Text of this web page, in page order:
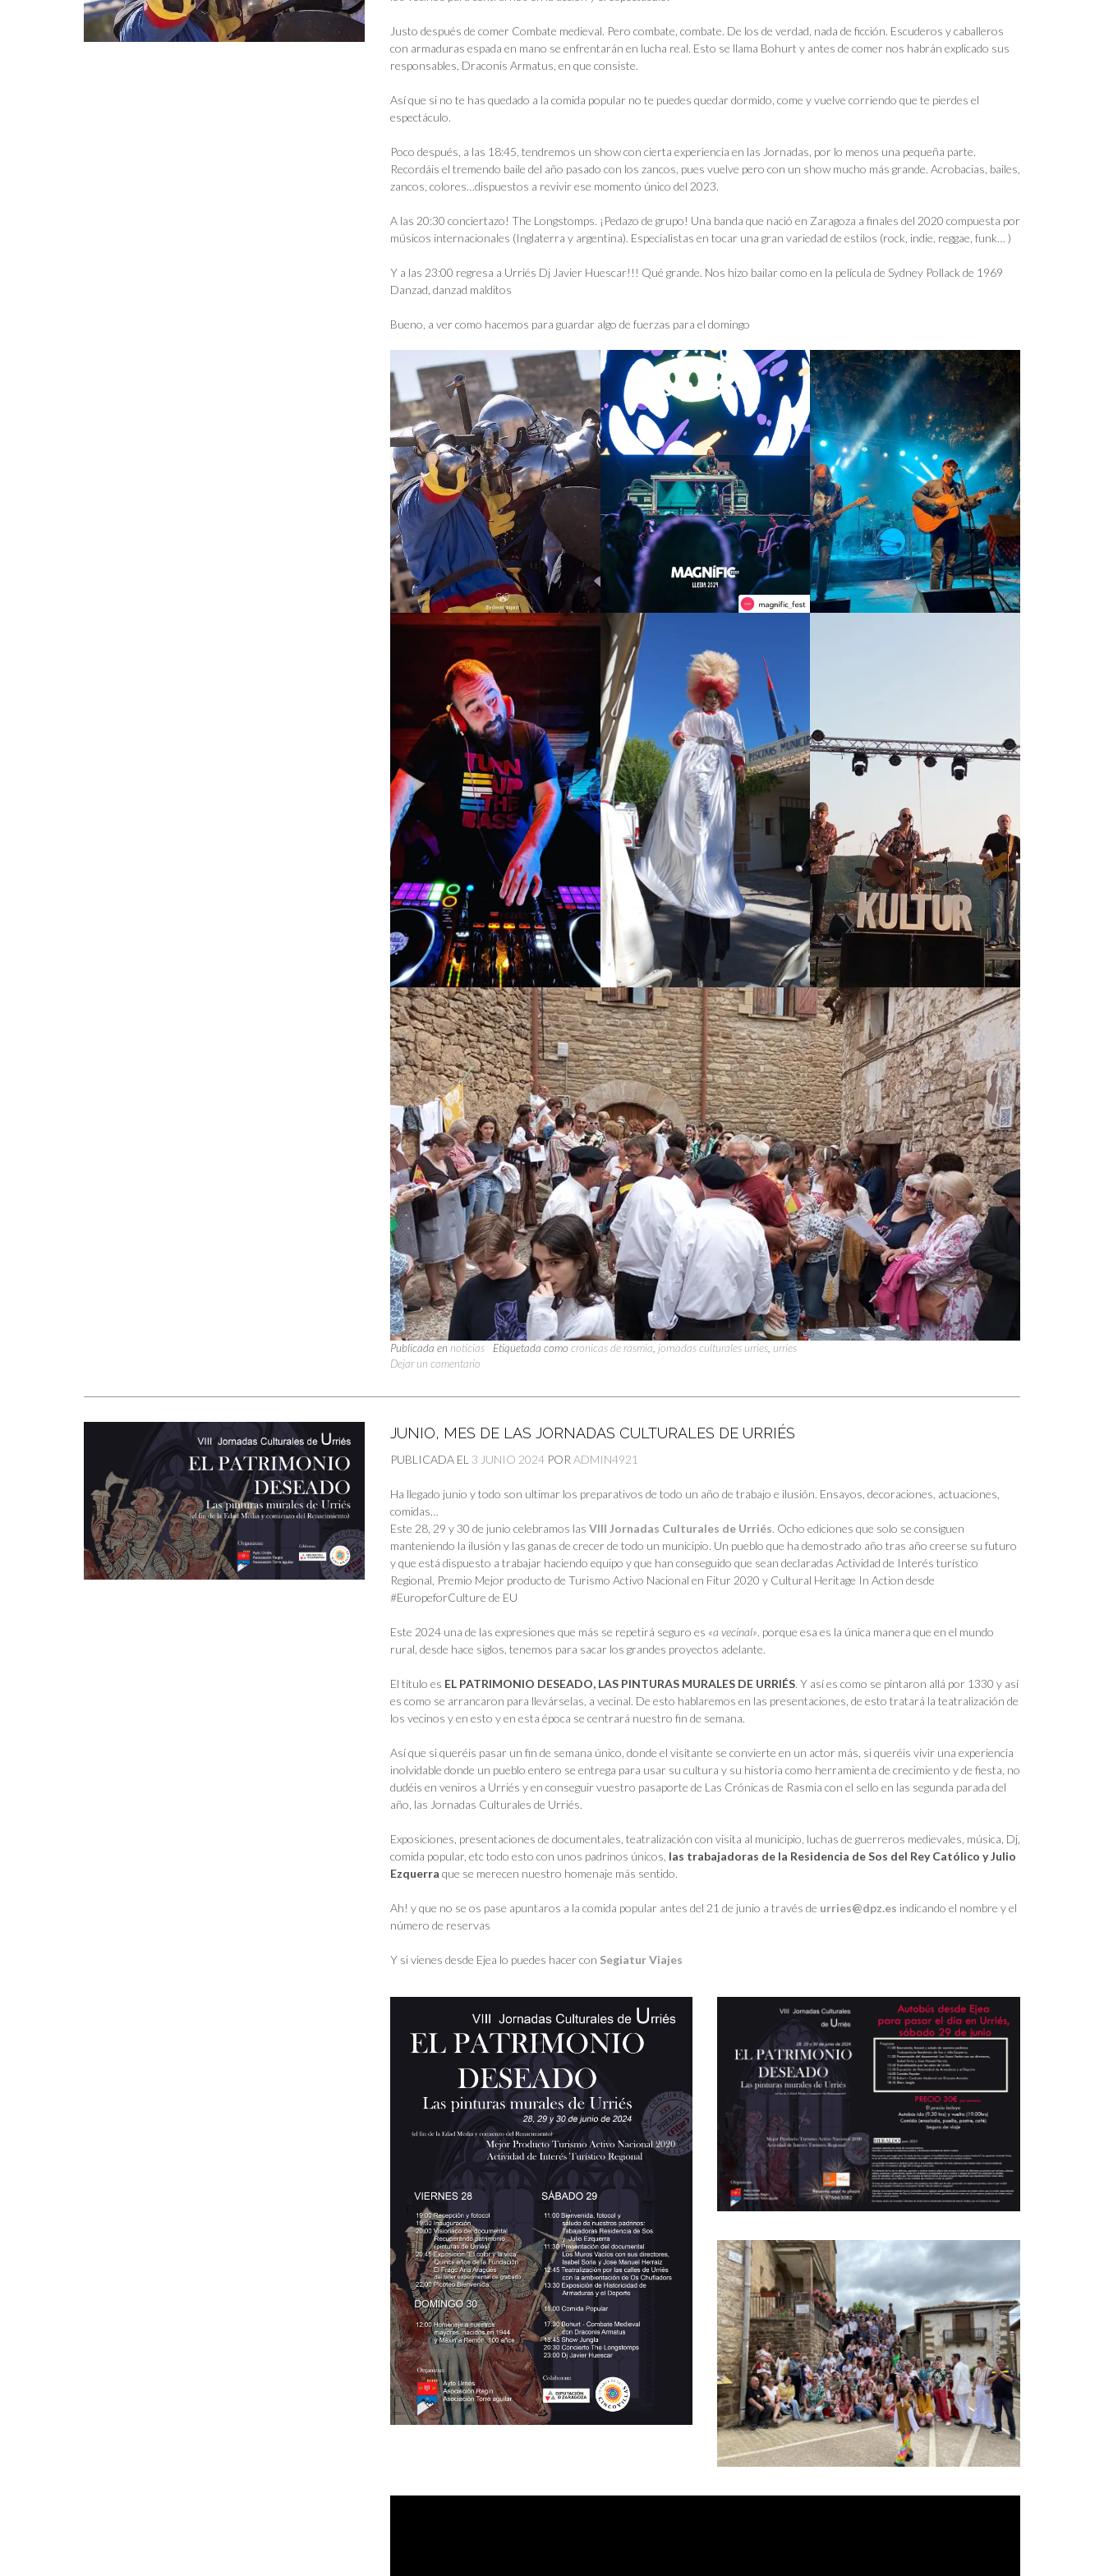
Justo después de comer Combate medieval. Pero combate, combate. De los de verdad, nada de ficción. Escuderos y caballeros
con armaduras espada en mano se enfrentarán en lucha real. Esto se llama Bohurt y antes de comer nos habrán explicado sus
responsables, Draconis Armatus, en que consiste.
Así que si no te has quedado a la comida popular no te puedes quedar dormido, come y vuelve corriendo que te pierdes el
espectáculo.
Poco después, a las 18:45, tendremos un show con cierta experiencia en las Jornadas, por lo menos una pequeña parte.
Recordáis el tremendo baile del año pasado con los zancos, pues vuelve pero con un show mucho más grande. Acrobacias, bailes,
zancos, colores…dispuestos a revivir ese momento único del 2023.
A las 20:30 conciertazo! The Longstomps. ¡Pedazo de grupo! Una banda que nació en Zaragoza a finales del 2020 compuesta por
músicos internacionales (Inglaterra y argentina). Especialistas en tocar una gran variedad de estilos (rock, indie, reggae, funk… )
Y a las 23:00 regresa a Urriés Dj Javier Huescar!!! Qué grande. Nos hizo bailar como en la película de Sydney Pollack de 1969
Danzad, danzad malditos
Bueno, a ver como hacemos para guardar algo de fuerzas para el domingo
Publicada en noticias Etiquetada como cronicas de rasmia jornadas culturales urries, urries
Dejar un comentario
JUNIO, MES DE LAS JORNADAS CULTURALES DE URRIÉS
PUBLICADA EL 3 JUNIO 2024POR ADMIN4921
Ha llegado junio y todo son ultimar los preparativos de todo un año de trabajo e ilusión. Ensayos, decoraciones, actuaciones,
comidas…
Este 28, 29 y 30 de junio celebramos las VIII Jornadas Culturales de Urriés. Ocho ediciones que solo se consiguen
manteniendo la ilusión y las ganas de crecer de todo un municipio. Un pueblo que ha demostrado año tras año creerse su futuro
y que está dispuesto a trabajar haciendo equipo y que han conseguido que sean declaradas Actividad de Interés turístico
Regional, Premio Mejor producto de Turismo Activo Nacional en Fitur 2020 y Cultural Heritage In Action desde
#EuropeforCulture de EU
Este 2024 una de las expresiones que más se repetirá seguro es «a vecinal». porque esa es la única manera que en el mundo
rural, desde hace siglos, tenemos para sacar los grandes proyectos adelante.
El título es EL PATRIMONIO DESEADO, LAS PINTURAS MURALES DE URRIÉS. Y así es como se pintaron allá por 1330 y así
es como se arrancaron para llevárselas, a vecinal. De esto hablaremos en las presentaciones, de esto tratará la teatralización de
los vecinos y en esto y en esta época se centrará nuestro fin de semana.
Así que si queréis pasar un fin de semana único, donde el visitante se convierte en un actor más, si queréis vivir una experiencia
inolvidable donde un pueblo entero se entrega para usar su cultura y su historia como herramienta de crecimiento y de fiesta, no
dudéis en veniros a Urriés y en conseguir vuestro pasaporte de Las Crónicas de Rasmia con el sello en las segunda parada del
año, las Jornadas Culturales de Urriés.
Exposiciones, presentaciones de documentales, teatralización con visita al municipio, luchas de guerreros medievales, música, Dj,
comida popular, etc todo esto con unos padrinos únicos, las trabajadoras de la Residencia de Sos del Rey Católico y Julio
Ezquerra que se merecen nuestro homenaje más sentido.
Ah! y que no se os pase apuntaros a la comida popular antes del 21 de junio a través de urries@dpz.es indicando el nombre y el
número de reservas
Y si vienes desde Ejea lo puedes hacer con Segiatur Viajes